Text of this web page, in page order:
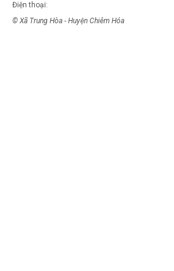
Điện thoại:
© Xã Trung Hòa - Huyện Chiêm Hóa